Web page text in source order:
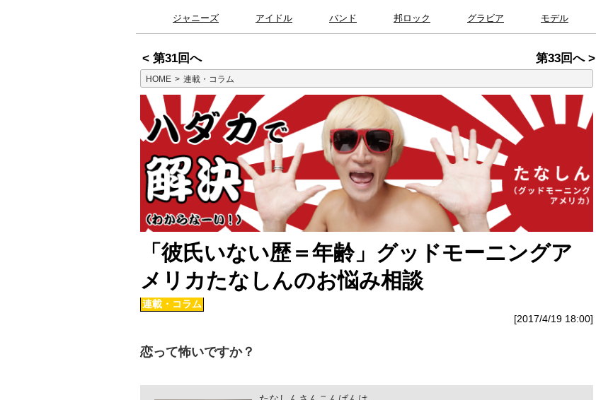
ジャニーズ アイドル バンド 邦ロック グラビア モデル
< 第31回へ 第33回へ >
HOME 連載・コラム
「彼氏いない歴＝年齢」グッドモーニングア
メリカたなしんのお悩み相談
連載・コラム
[2017/4/19 18:00]
恋って怖いですか？